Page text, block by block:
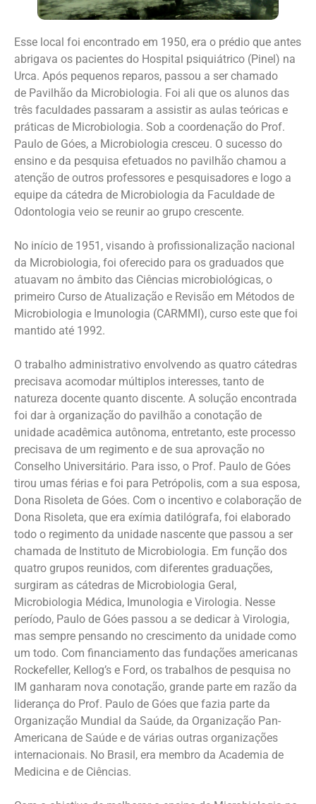
Esse local foi encontrado em 1950, era o prédio que antes
abrigava os pacientes do Hospital psiquiátrico (Pinel) na
Urca. Após pequenos reparos, passou a ser chamado
de Pavilhão da Microbiologia. Foi ali que os alunos das
três faculdades passaram a assistir as aulas teóricas e
práticas de Microbiologia. Sob a coordenação do Prof.
Paulo de Góes, a Microbiologia cresceu. O sucesso do
ensino e da pesquisa efetuados no pavilhão chamou a
atenção de outros professores e pesquisadores e logo a
equipe da cátedra de Microbiologia da Faculdade de
Odontologia veio se reunir ao grupo crescente.
No início de 1951, visando à profissionalização nacional
da Microbiologia, foi oferecido para os graduados que
atuavam no âmbito das Ciências microbiológicas, o
primeiro Curso de Atualização e Revisão em Métodos de
Microbiologia e Imunologia (CARMMI), curso este que foi
mantido até 1992.
O trabalho administrativo envolvendo as quatro cátedras
precisava acomodar múltiplos interesses, tanto de
natureza docente quanto discente. A solução encontrada
foi dar à organização do pavilhão a conotação de
unidade acadêmica autônoma, entretanto, este processo
precisava de um regimento e de sua aprovação no
Conselho Universitário. Para isso, o Prof. Paulo de Góes
tirou umas férias e foi para Petrópolis, com a sua esposa,
Dona Risoleta de Góes. Com o incentivo e colaboração de
Dona Risoleta, que era exímia datilógrafa, foi elaborado
todo o regimento da unidade nascente que passou a ser
chamada de Instituto de Microbiologia. Em função dos
quatro grupos reunidos, com diferentes graduações,
surgiram as cátedras de Microbiologia Geral,
Microbiologia Médica, Imunologia e Virologia. Nesse
período, Paulo de Góes passou a se dedicar à Virologia,
mas sempre pensando no crescimento da unidade como
um todo. Com financiamento das fundações americanas
Rockefeller, Kellog’s e Ford, os trabalhos de pesquisa no
IM ganharam nova conotação, grande parte em razão da
liderança do Prof. Paulo de Góes que fazia parte da
Organização Mundial da Saúde, da Organização Pan-
Americana de Saúde e de várias outras organizações
internacionais. No Brasil, era membro da Academia de
Medicina e de Ciências.